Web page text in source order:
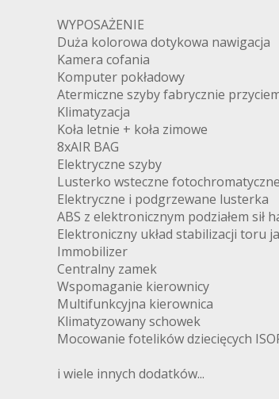
WYPOSAŻENIE
Duża kolorowa dotykowa nawigacja
Kamera cofania
Komputer pokładowy
Atermiczne szyby fabrycznie
Klimatyzacja
Koła letnie + koła zimowe
8xAIR BAG
Elektryczne szyby
Lusterko wsteczne fotochromatyczne
Elektryczne i podgrzewane lusterka
ABS z elektronicznym podziałem sił
Elektroniczny układ stabilizacji toru
Immobilizer
Centralny zamek
Wspomaganie kierownicy
Multifunkcyjna kierownica
Klimatyzowany schowek
Mocowanie fotelików dziecięcych
i wiele innych dodatków...